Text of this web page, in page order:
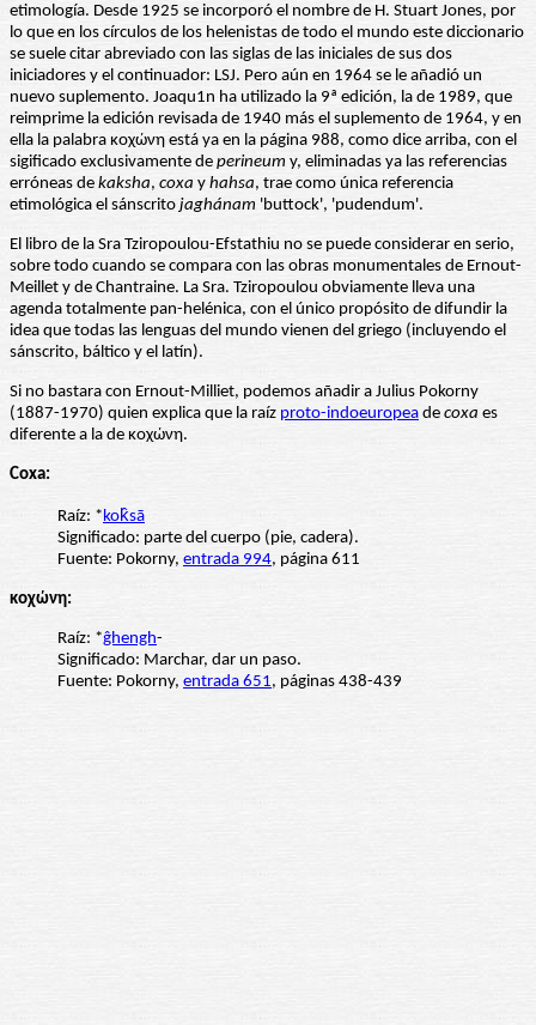
etimología. Desde 1925 se incorporó el nombre de H. Stuart Jones, por
lo que en los círculos de los helenistas de todo el mundo este diccionario
se suele citar abreviado con las siglas de las iniciales de sus dos
iniciadores y el continuador: LSJ. Pero aún en 1964 se le añadió un
nuevo suplemento. Joaqu1n ha utilizado la 9ª edición, la de 1989, que
reimprime la edición revisada de 1940 más el suplemento de 1964, y en
ella la palabra κοχώνη está ya en la página 988, como dice arriba, con el
sigificado exclusivamente de perineum y, eliminadas ya las referencias
erróneas de kaksha, coxa y hahsa, trae como única referencia
etimológica el sánscrito jaghánam 'buttock', 'pudendum'.
El libro de la Sra Tziropoulou-Efstathiu no se puede considerar en serio,
sobre todo cuando se compara con las obras monumentales de Ernout-
Meillet y de Chantraine. La Sra. Tziropoulou obviamente lleva una
agenda totalmente pan-helénica, con el único propósito de difundir la
idea que todas las lenguas del mundo vienen del griego (incluyendo el
sánscrito, báltico y el latín).
Si no bastara con Ernout-Milliet, podemos añadir a Julius Pokorny
(1887-1970) quien explica que la raíz proto-indoeuropea de coxa es
diferente a la de κοχώνη.
Coxa:
Raíz: * kok̂sā
Significado: parte del cuerpo (pie, cadera).
Fuente: Pokorny, entrada 994, página 611
κοχώνη:
Raíz: *ĝhengh-
Significado: Marchar, dar un paso.
Fuente: Pokorny, entrada 651, páginas 438-439